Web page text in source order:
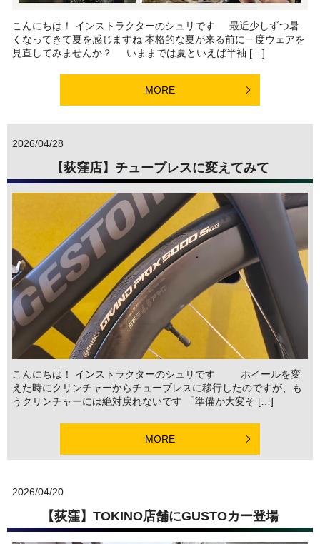
こんにちは！ インストラクターのシュリです 最近少しずつ暑
くなってきて夏を感じますね 本格的な夏が来る前に一度ウェアを
見直してみませんか？ いままでは夏といえば半袖 […]
MORE
2026/04/28
【荻窪店】チューブレスに変えてみて
こんにちは！ インストラクターのシュリです ホイールを変
えた時にクリンチャーからチューブレスに移行したのですが、も
うクリンチャーには絶対戻れないです 「準備が大変そ […]
MORE
2026/04/20
【荻窪】TOKINO店舗にGUSTOカー登場